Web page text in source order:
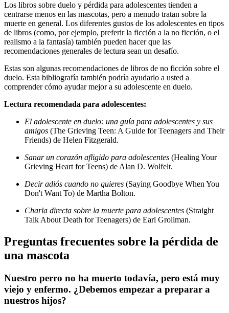
Los libros sobre duelo y pérdida para adolescentes tienden a
centrarse menos en las mascotas, pero a menudo tratan sobre la
muerte en general. Los diferentes gustos de los adolescentes en tipos
de libros (como, por ejemplo, preferir la ficción a la no ficción, o el
realismo a la fantasía) también pueden hacer que las
recomendaciones generales de lectura sean un desafío.
Estas son algunas recomendaciones de libros de no ficción sobre el
duelo. Esta bibliografía también podría ayudarlo a usted a
comprender cómo ayudar mejor a su adolescente en duelo.
Lectura recomendada para adolescentes:
El adolescente en duelo: una guía para adolescentes y sus
amigos (The Grieving Teen: A Guide for Teenagers and Their
Friends) de Helen Fitzgerald.
Sanar un corazón afligido para adolescentes (Healing Your
Grieving Heart for Teens) de Alan D. Wolfelt.
Decir adiós cuando no quieres (Saying Goodbye When You
Don't Want To) de Martha Bolton.
Charla directa sobre la muerte para adolescentes (Straight
Talk About Death for Teenagers) de Earl Grollman.
Preguntas frecuentes sobre la pérdida de
una mascota
Nuestro perro no ha muerto todavía, pero está muy
viejo y enfermo. ¿Debemos empezar a preparar a
nuestros hijos?